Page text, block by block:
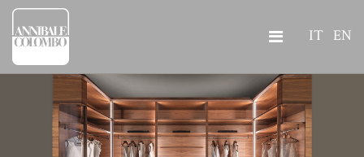
IT EN